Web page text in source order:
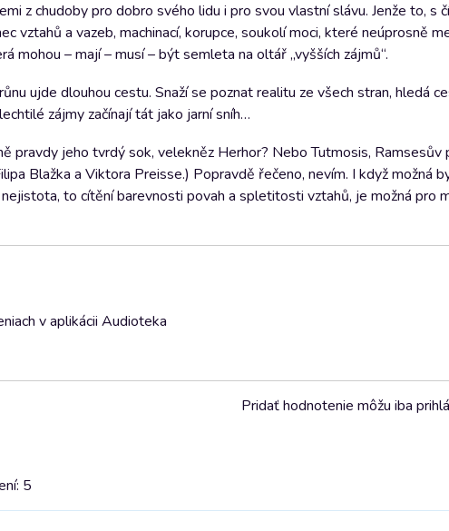
z chudoby pro dobro svého lidu i pro svou vlastní slávu. Jenže to, s
vztahů a vazeb, machinací, korupce, soukolí moci, které neúprosně
mohou – mají – musí – být semleta na oltář „vyšších zájmů“.
ujde dlouhou cestu. Snaží se poznat realitu ze všech stran, hledá
zájmy začínají tát jako jarní sníh…
pravdy jeho tvrdý sok, velekněz Herhor? Nebo Tutmosis, Ramsesův
Blažka a Viktora Preisse.) Popravdě řečeno, nevím. I když možná
to cítění barevnosti povah a spletitosti vztahů, je možná pro
v aplikácii Audioteka
5
Pridať hodnotenie môžu iba